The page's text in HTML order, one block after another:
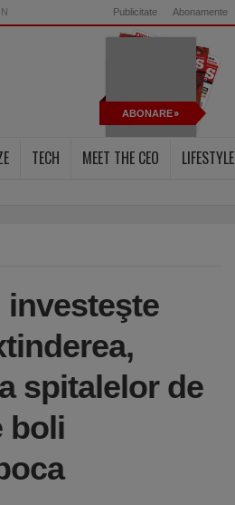
Publicitate Abonamente
ABONARE
TECH MEET THE CEO LIFESTYLE
spitalelor de
boli